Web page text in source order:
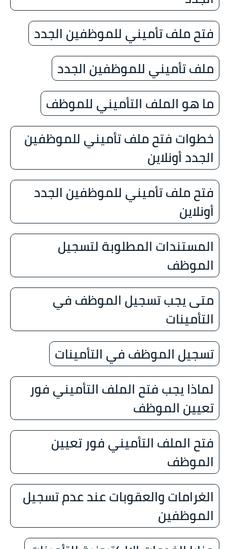
فتح ملف تأميني للموظفين الجدد
ملف تأميني للموظفين الجدد
ما هو الملف التأميني للموظف
خطوات فتح ملف تأميني للموظفين
الجدد أونلاين
فتح ملف تأميني للموظفين الجدد
أونلاين
المستندات المطلوبة لتسجيل
الموظف
متى يجب تسجيل الموظف في
التأمينات
تسجيل الموظف في التأمينات
لماذا يجب فتح الملف التأميني فور
تعيين الموظف
فتح الملف التأميني فور تعيين
الموظف
الغرامات والعقوبات عند عدم تسجيل
الموظفين